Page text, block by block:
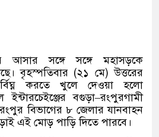
সঙ্গে সঙ্গে মহাসড়কে
বৃহস্পতিবার (২১ মে)উত্তরের
করতে খুলে দেওয়া হলো
ইন্টারচেইঞ্জের বগুড়া–রংপুরগামী
বিভাগের ৮ জেলার যানবাহন
এই মোড় পাড়ি দিতে পারবে।